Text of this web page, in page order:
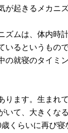
が起きるメカニズ
ズムは、体内時
いるというもの
の就寝のタイミ
ります。生まれ
いて、大きくな
くらいに再び